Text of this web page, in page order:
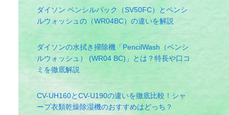
ダイソン ペンシルバック（SV50FC）とペンシ
ルウォッシュの（WR04BC）の違いを解説
ダイソンの水拭き掃除機「PencilWash（ペンシ
ルウォッシュ） (WR04 BC)」とは？特長や口コ
ミを徹底解説
CV-UH160とCV-U190の違いを徹底比較！シャ
ープ衣類乾燥除湿機のおすすめはどっち？